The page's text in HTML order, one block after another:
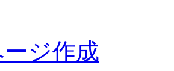
ジ作成